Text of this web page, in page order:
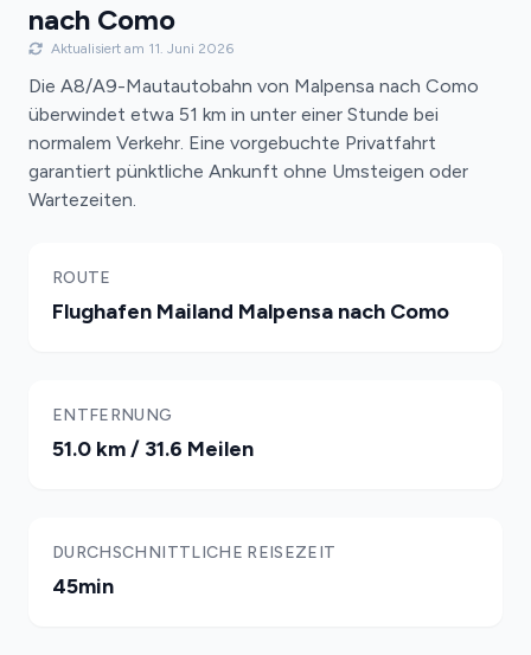
nach Como
Aktualisiert am 11. Juni 2026
Die A8/A9-Mautautobahn von Malpensa nach Como
überwindet etwa 51 km in unter einer Stunde bei
normalem Verkehr. Eine vorgebuchte Privatfahrt
garantiert pünktliche Ankunft ohne Umsteigen oder
Wartezeiten.
ROUTE
Flughafen Mailand Malpensa nach Como
ENTFERNUNG
51.0 km / 31.6 Meilen
DURCHSCHNITTLICHE REISEZEIT
45min